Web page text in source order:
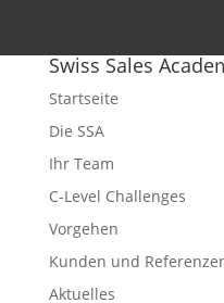
Swiss Sales
Startseite
Die SSA
Ihr Team
C-Level Challenges
Vorgehen
Kunden und
Aktuelles